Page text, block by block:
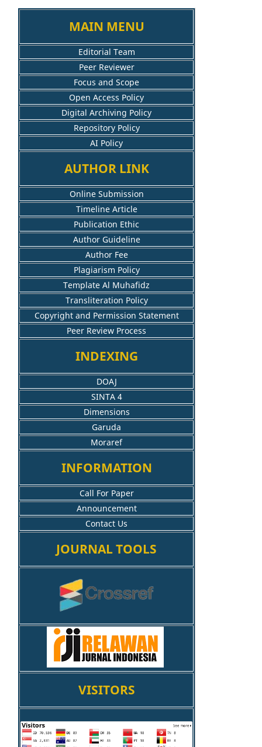
MAIN MENU
Editorial Team
Peer Reviewer
Focus and Scope
Open Access Policy
Digital Archiving Policy
Repository Policy
AI Policy
AUTHOR LINK
Online Submission
Timeline Article
Publication Ethic
Author Guideline
Author Fee
Plagiarism Policy
Template Al Muhafidz
Transliteration Policy
Copyright and Permission Statement
Peer Review Process
INDEXING
DOAJ
SINTA 4
Dimensions
Garuda
Moraref
INFORMATION
Call For Paper
Announcement
Contact Us
JOURNAL TOOLS
VISITORS